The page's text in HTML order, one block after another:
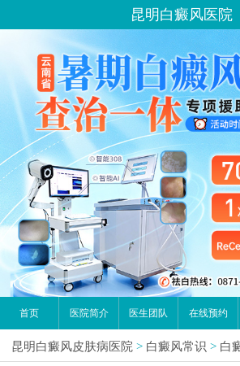
昆明白癜风医院
首页 医院简介 医生团队 在线预约
昆明白癜风皮肤病医院 > 白癜风常识 > 白